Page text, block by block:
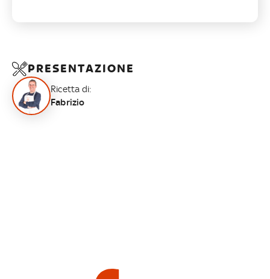
PRESENTAZIONE
Ricetta di:
Fabrizio